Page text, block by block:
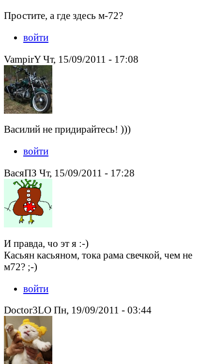
Простите, а где здесь м-72?
войти
VampirY Чт, 15/09/2011 - 17:08
Василий не придирайтесь! )))
войти
ВасяПЗ Чт, 15/09/2011 - 17:28
И правда, чо эт я :-)
Касьян касьяном, тока рама свечкой, чем не
м72? ;-)
войти
Doctor3LO Пн, 19/09/2011 - 03:44